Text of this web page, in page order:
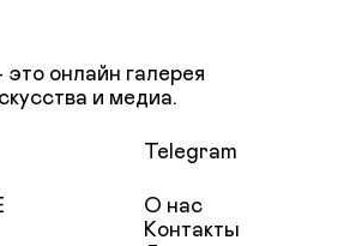
онлайн галерея
и медиа.
О нас
Контакты
Telegram